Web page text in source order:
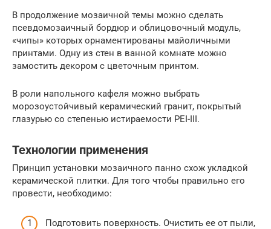
В продолжение мозаичной темы можно сделать
псевдомозаичный бордюр и облицовочный модуль,
«чипы» которых орнаментированы майоличными
принтами. Одну из стен в ванной комнате можно
замостить декором с цветочным принтом.
В роли напольного кафеля можно выбрать
морозоустойчивый керамический гранит, покрытый
глазурью со степенью истираемости PEI-III.
Технологии применения
Принцип установки мозаичного панно схож укладкой
керамической плитки. Для того чтобы правильно его
провести, необходимо:
Подготовить поверхность. Очистить ее от пыли,